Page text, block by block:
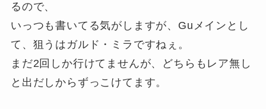
るので、
いっつも書いてる気がしますが、Guメインとし
て、狙うはガルド・ミラですねぇ。
まだ2回しか行けてませんが、どちらもレア無し
と出だしからずっこけてます。